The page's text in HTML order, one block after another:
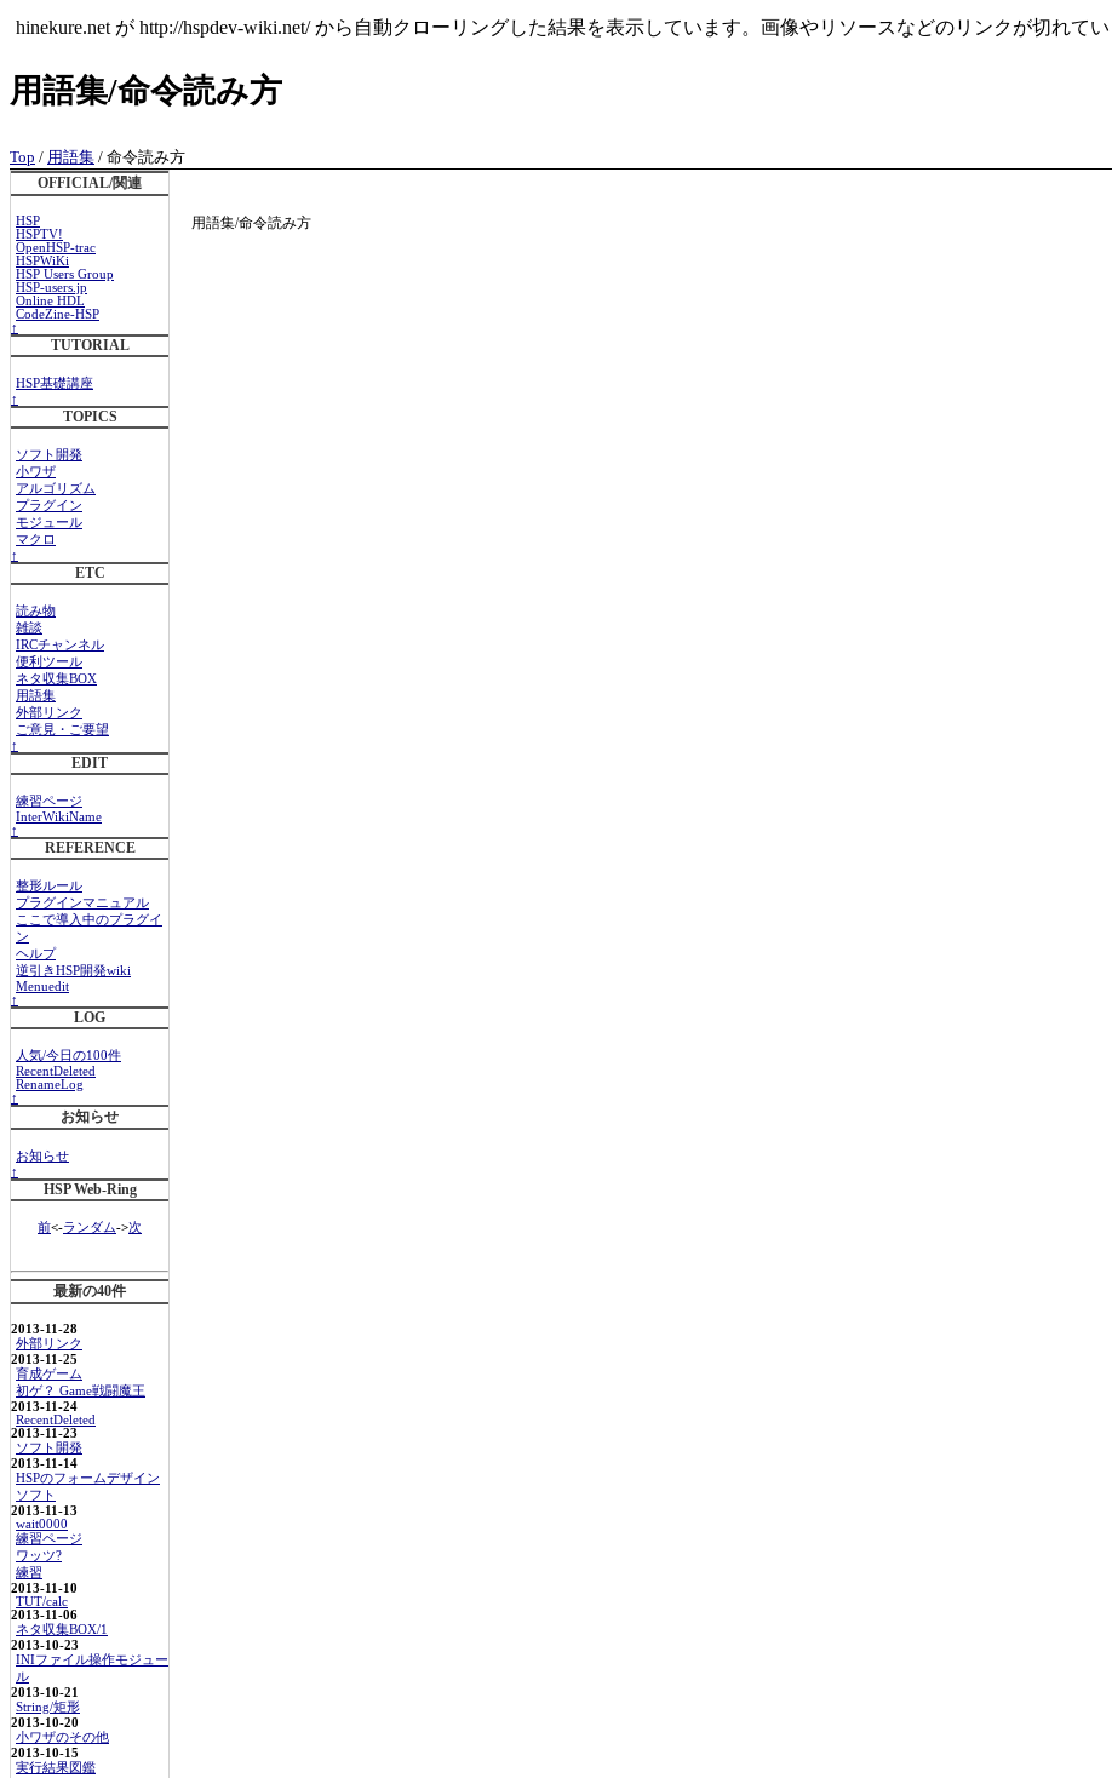
hinekure.net が http://hspdev-wiki.net/ から自動クローリングした結果を表示しています。画像やリソースなどのリンクが切れて
用語集/命令読み方
Top / 用語集 / 命令読み方
OFFICIAL/関連
HSP
HSPTV!
OpenHSP-trac
HSPWiKi
HSP Users Group
HSP-users.jp
Online HDL
CodeZine-HSP
↑
TUTORIAL
HSP基礎講座
↑
TOPICS
ソフト開発
小ワザ
アルゴリズム
プラグイン
モジュール
マクロ
↑
ETC
読み物
雑談
IRCチャンネル
便利ツール
ネタ収集BOX
用語集
外部リンク
ご意見・ご要望
↑
EDIT
練習ページ
InterWikiName
↑
REFERENCE
整形ルール
プラグインマニュアル
ここで導入中のプラグイ
ン
ヘルプ
逆引きHSP開発wiki
Menuedit
↑
LOG
人気/今日の100件
RecentDeleted
RenameLog
↑
お知らせ
お知らせ
↑
HSP Web-Ring
前<-ランダム->次
最新の40件
2013-11-28
外部リンク
2013-11-25
育成ゲーム
初ゲ？ Game戦闘魔王
2013-11-24
RecentDeleted
2013-11-23
ソフト開発
2013-11-14
HSPのフォームデザイン
ソフト
2013-11-13
wait0000
練習ページ
ワッツ?
練習
2013-11-10
TUT/calc
2013-11-06
ネタ収集BOX/1
2013-10-23
INIファイル操作モジュー
ル
2013-10-21
String/矩形
2013-10-20
小ワザのその他
2013-10-15
実行結果図鑑
用語集/命令読み方